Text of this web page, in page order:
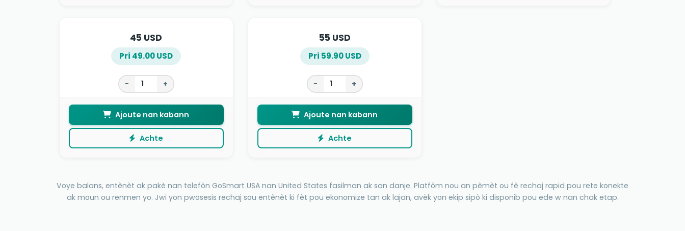
45 USD
Pri 49.00 USD
− +
Ajoute nan kabann
Achte
55 USD
Pri 59.90 USD
− +
Ajoute nan kabann
Achte
Voye balans, entènèt ak pakè nan telefòn GoSmart USA nan United States fasilman ak san danje. Platfòm nou an pèmèt ou fè rechaj rapid pou rete konekte
ak moun ou renmen yo. Jwi yon pwosesis rechaj sou entènèt ki fèt pou ekonomize tan ak lajan, avèk yon ekip sipò ki disponib pou ede w nan chak etap.